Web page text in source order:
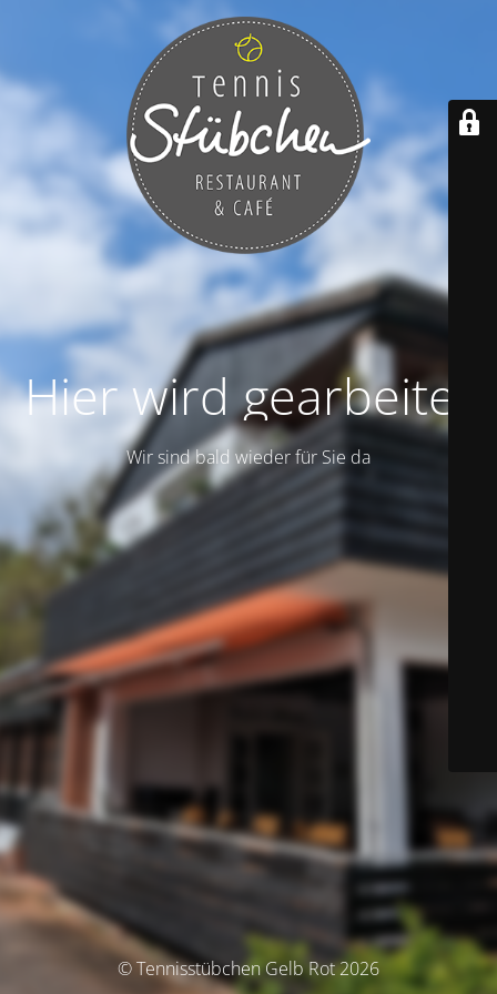
Hier wird gearbeitet
Wir sind bald wieder für Sie da
© Tennisstübchen Gelb Rot 2026